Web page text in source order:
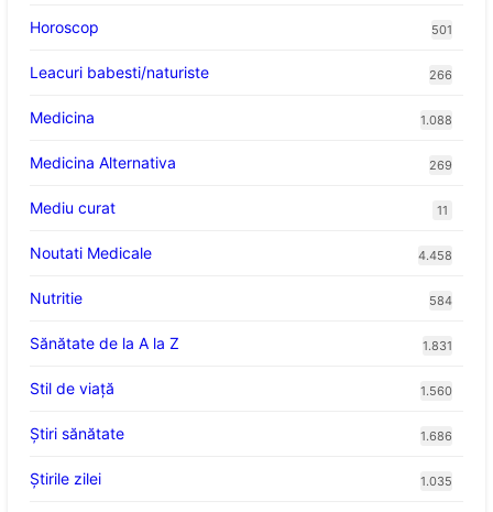
Horoscop 501
Leacuri babesti/naturiste 266
Medicina 1.088
Medicina Alternativa 269
Mediu curat 11
Noutati Medicale 4.458
Nutritie 584
Sănătate de la A la Z 1.831
Stil de viaţă 1.560
Ştiri sănătate 1.686
Știrile zilei 1.035